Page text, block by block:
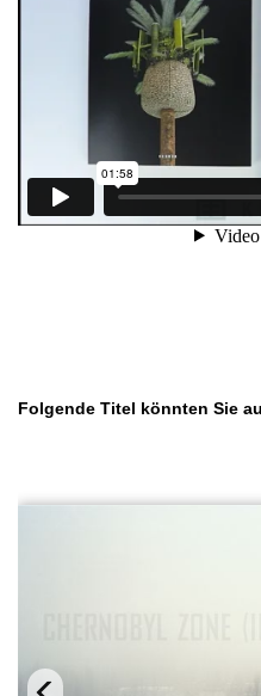
Produktgalerie
Folgende Titel könnten Sie